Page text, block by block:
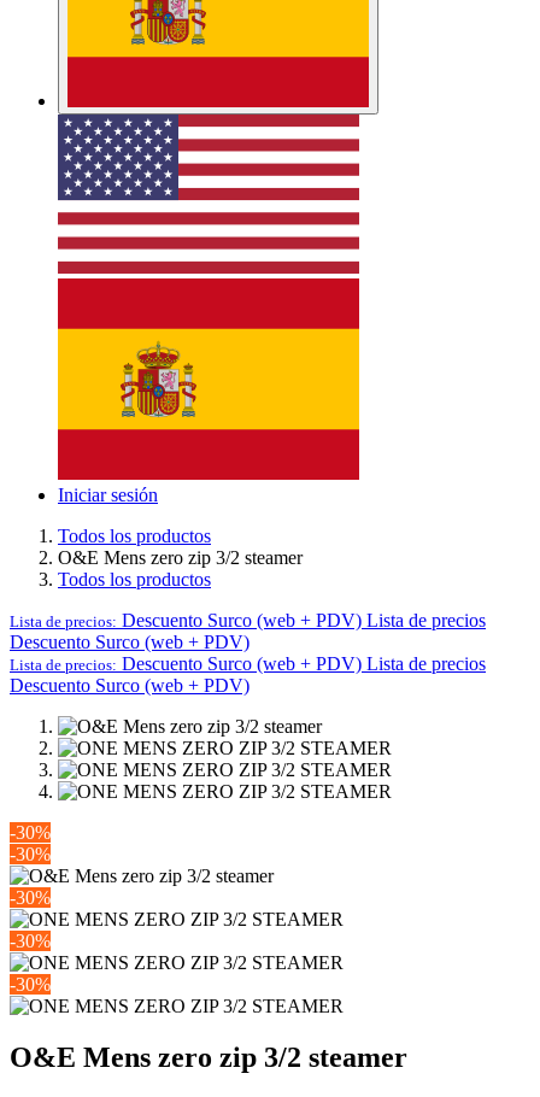
Iniciar sesión
Todos los productos
O&E Mens zero zip 3/2 steamer
Todos los productos
Lista de precios: Descuento Surco (web + PDV) Lista de precios
Descuento Surco (web + PDV)
Lista de precios: Descuento Surco (web + PDV) Lista de precios
Descuento Surco (web + PDV)
-30%
-30%
-30%
-30%
-30%
O&E Mens zero zip 3/2 steamer